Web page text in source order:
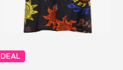
DEAL